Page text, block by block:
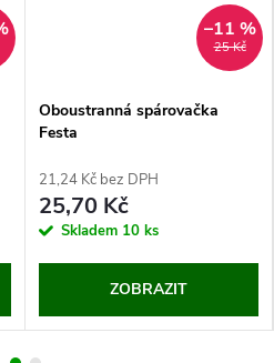
25 Kč
–11 %
Oboustranná spárovačka
Festa
21,24 Kč bez DPH
25,70 Kč
Skladem 10 ks
ZOBRAZIT